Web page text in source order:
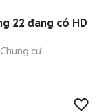
22 đang có HD
Chung cư